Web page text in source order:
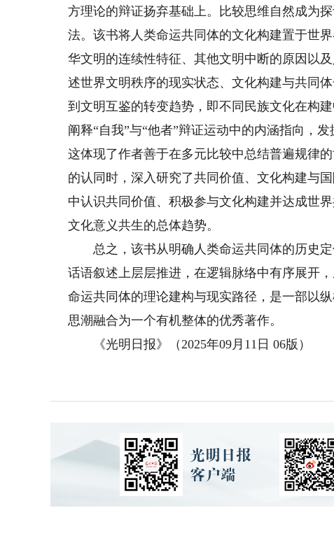
方理论的辩证扬弃基础上。比较思维自然成为
法。该书将人类命运共同体的文化构建置于世
华文明的连续性特征、其他文明中断的原因以
述世界文明秩序的现实状态、文化构建与共同
到文明互鉴的转变趋势，即不同民族文化在构
阐释“自我”与“他者”辩证运动中的内涵指向，
这体现了作者善于在多元比较中总结普遍规律
的认同时，深入研究了共同价值、文化构建与
中认识共同价值、积极参与文化构建并达成世
文化意义共生的总体趋势。
总之，该书从明确人类命运共同体的历史定
话语叙述上层层推进，在逻辑脉络中有序展开
命运共同体的理论建构与现实路径，是一部以
思潮融合为一个有机整体的优秀著作。
《光明日报》（2025年09月11日 06版）